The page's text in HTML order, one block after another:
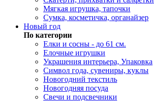
Мягкая игрушка, тапочки
Сумка, косметичка, органайзер
Новый год
По категории
Елки и сосны - до 61 см.
Елочные игрушки
Украшения интерьера, Упаковка
Символ года, сувениры, куклы
Новогодний текстиль
Новогодняя посуда
Свечи и подсвечники